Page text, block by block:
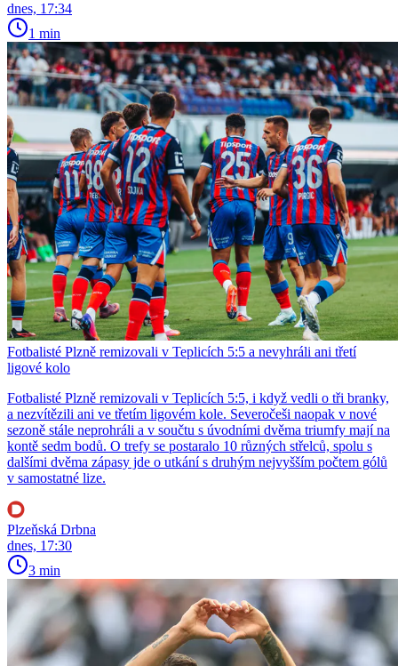
dnes, 17:34
1 min
Fotbalisté Plzně remizovali v Teplicích 5:5 a nevyhráli ani třetí
ligové kolo
Fotbalisté Plzně remizovali v Teplicích 5:5, i když vedli o tři branky,
a nezvítězili ani ve třetím ligovém kole. Severočeši naopak v nové
sezoně stále neprohráli a v součtu s úvodními dvěma triumfy mají na
kontě sedm bodů. O trefy se postaralo 10 různých střelců, spolu s
dalšími dvěma zápasy jde o utkání s druhým nejvyšším počtem gólů
v samostatné lize.
Plzeňská Drbna
dnes, 17:30
3 min